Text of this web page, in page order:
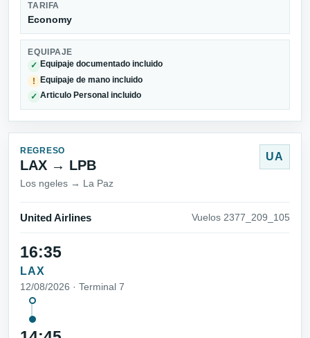
TARIFA
Economy
EQUIPAJE
✓ Equipaje documentado incluido
! Equipaje de mano incluido
✓ Articulo Personal incluido
REGRESO
LAX → LPB
Los ngeles → La Paz
UA
United Airlines Vuelos 2377_209_105
16:35
LAX
12/08/2026 · Terminal 7